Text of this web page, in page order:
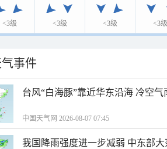
<3级 <3级 <3级 <3级
事件
台风“白海豚”靠近华东沿海 冷空
中国天气网 2026-08-07 07:45
我国降雨强度进一步减弱 中东部